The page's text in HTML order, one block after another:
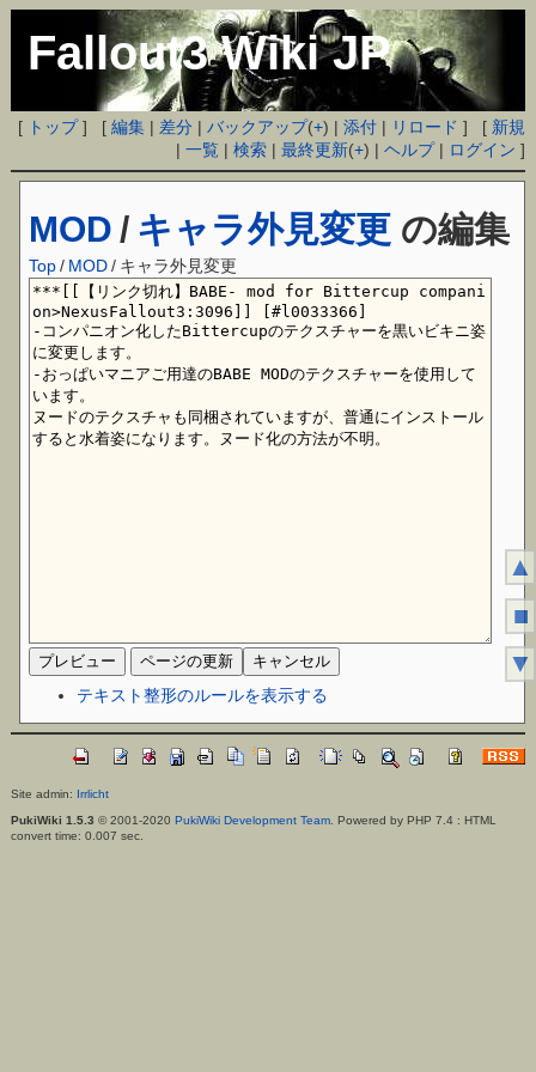
Fallout3 Wiki JP
[ トップ] [編集 | 差分 |バックアップ(+) |添付 | リロード ] [ 新規
|一覧 |検索 |最終更新(+) |ヘルプ| ログイン ]
MOD / キャラ外見変更 の編集
Top / MOD/ キャラ外見変更
テキスト整形のルールを表示する
Site admin: Irrlicht
PukiWiki 1.5.3 © 2001-2020 PukiWiki Development Team. Powered by PHP 7.4 : HTML
convert time: 0.007 sec.
▲
■
▼